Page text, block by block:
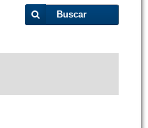
Buscar